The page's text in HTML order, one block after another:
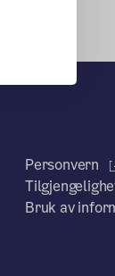
Personvern
Bruk av